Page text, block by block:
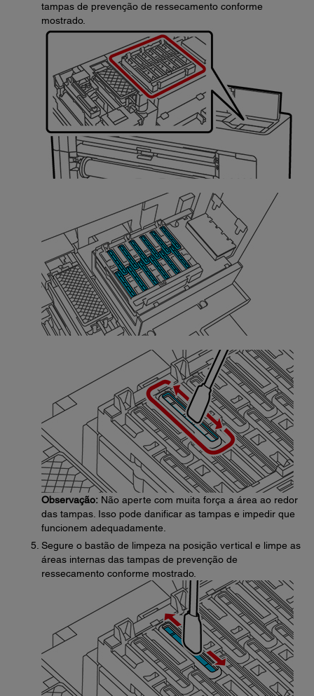
tampas de prevenção de ressecamento conforme
mostrado.
Observação: Não aperte com muita força a área ao redor
das tampas. Isso pode danificar as tampas e impedir que
funcionem adequadamente.
Segure o bastão de limpeza na posição vertical e limpe as
áreas internas das tampas de prevenção de
ressecamento conforme mostrado.